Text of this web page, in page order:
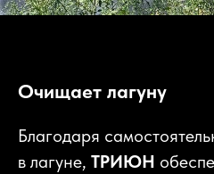
Очищает лагуну
Благодаря
в лагуне, ТРИЮН